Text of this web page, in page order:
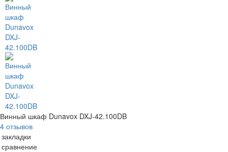
Винный шкаф Dunavox DXJ-42.100DB
4 отзывов